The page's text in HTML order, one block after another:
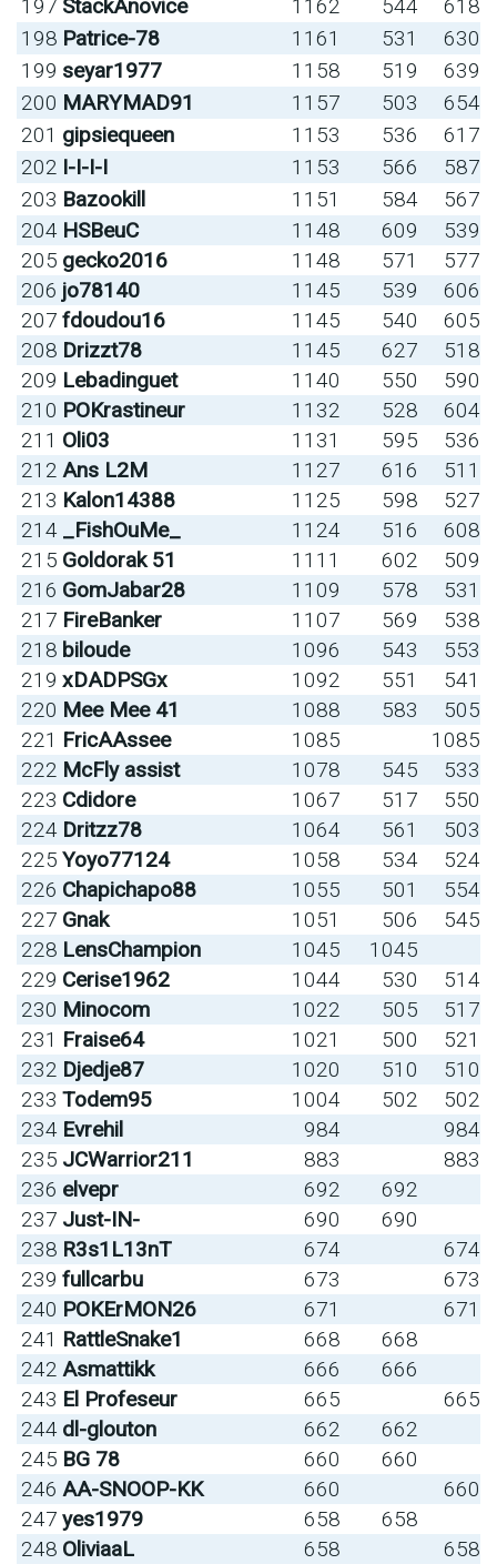
197 StackAnovice 1162 544
618
198 Patrice-78 1161 531
630
199 seyar1977 1158 519
639
200 MARYMAD91 1157 503
654
201 gipsiequeen 1153 536
617
202 I-I-I-I 1153 566
587
203 Bazookill 1151 584
567
204 HSBeuC 1148 609
539
205 gecko2016 1148 571
577
206 jo78140 1145 539
606
207 fdoudou16 1145 540
605
208 Drizzt78 1145 627
518
209 Lebadinguet 1140 550
590
210 POKrastineur 1132 528
604
211 Oli03 1131 595
536
212 Ans L2M 1127 616
511
213 Kalon14388 1125 598
527
214 _FishOuMe_ 1124 516
608
215 Goldorak 51 1111 602
509
216 GomJabar28 1109 578
531
217 FireBanker 1107 569
538
218 biloude 1096 543
553
219 xDADPSGx 1092 551
541
220 Mee Mee 41 1088 583
505
221 FricAAssee 1085
1085
222 McFly assist 1078 545
533
223 Cdidore 1067 517
550
224 Dritzz78 1064 561
503
225 Yoyo77124 1058 534
524
226 Chapichapo88 1055 501
554
227 Gnak 1051 506
545
228 LensChampion 1045
1045
229 Cerise1962 1044 530
514
230 Minocom 1022 505
517
231 Fraise64 1021 500
521
232 Djedje87 1020 510
510
233 Todem95 1004 502
502
234 Evrehil 984
984
235 JCWarrior211 883
883
236 elvepr 692
692
237 Just-IN- 690
690
238 R3s1L13nT 674
674
239 fullcarbu 673
673
240 POKErMON26 671
671
241 RattleSnake1 668
668
242 Asmattikk 666
666
243 El Profeseur 665
665
244 dl-glouton 662
662
245 BG 78 660
660
246 AA-SNOOP-KK 660
660
247 yes1979 658
658
248 OliviaaL 658
658